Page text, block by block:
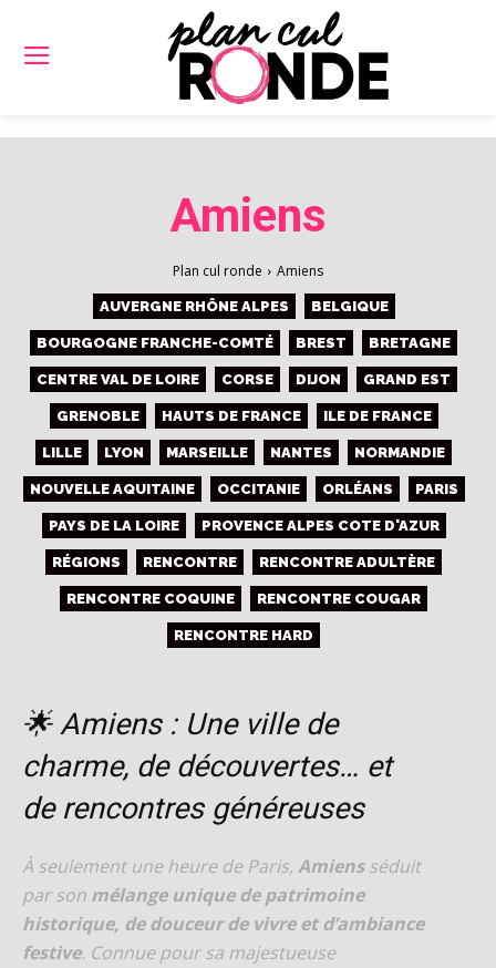
Amiens
Plan cul ronde Amiens
AUVERGNE RHÔNE ALPES BELGIQUE
BOURGOGNE FRANCHE-COMTÉ BREST BRETAGNE
CENTRE VAL DE LOIRE CORSE DIJON GRAND EST
GRENOBLE HAUTS DE FRANCE ILE DE FRANCE
LILLE LYON MARSEILLE NANTES NORMANDIE
NOUVELLE AQUITAINE OCCITANIE ORLÉANS PARIS
PAYS DE LA LOIRE PROVENCE ALPES COTE D'AZUR
RÉGIONS RENCONTRE RENCONTRE ADULTÈRE
RENCONTRE COQUINE RENCONTRE COUGAR
RENCONTRE HARD
🌟 Amiens : Une ville de
charme, de découvertes… et
de rencontres généreuses
À seulement une heure de Paris, Amiensséduit
par son mélange unique de patrimoine
historique, de douceur de vivre et d’ambiance
festive. Connue pour sa majestueuse